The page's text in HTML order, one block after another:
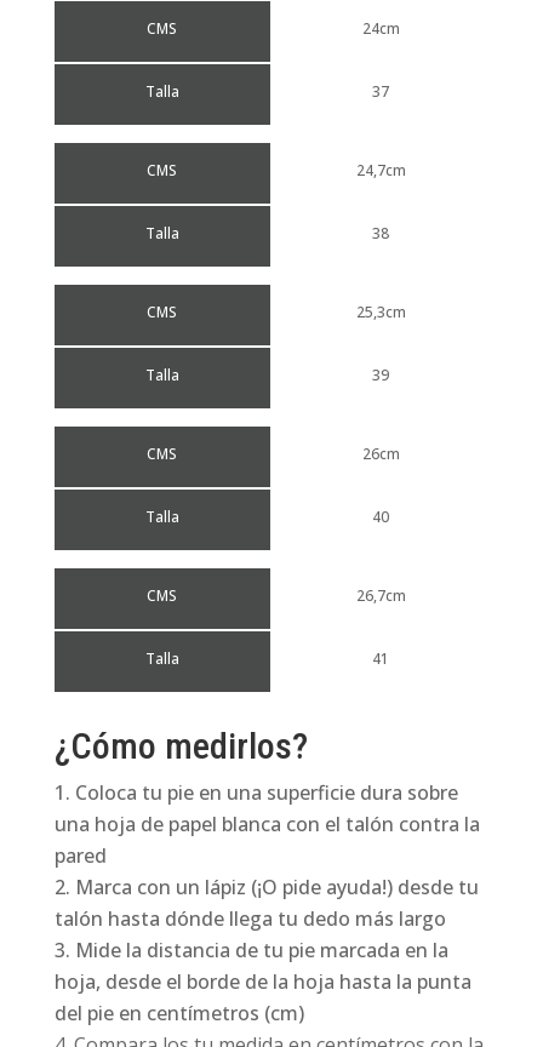
CMS
Talla
24cm
37
CMS
Talla
24,7cm
38
CMS
Talla
25,3cm
39
CMS
Talla
26cm
40
CMS
Talla
26,7cm
41
¿Cómo medirlos?
Coloca tu pie en una superficie dura sobre
una hoja de papel blanca con el talón contra la
pared
Marca con un lápiz (¡O pide ayuda!) desde tu
talón hasta dónde llega tu dedo más largo
Mide la distancia de tu pie marcada en la
hoja, desde el borde de la hoja hasta la punta
del pie en centímetros (cm)